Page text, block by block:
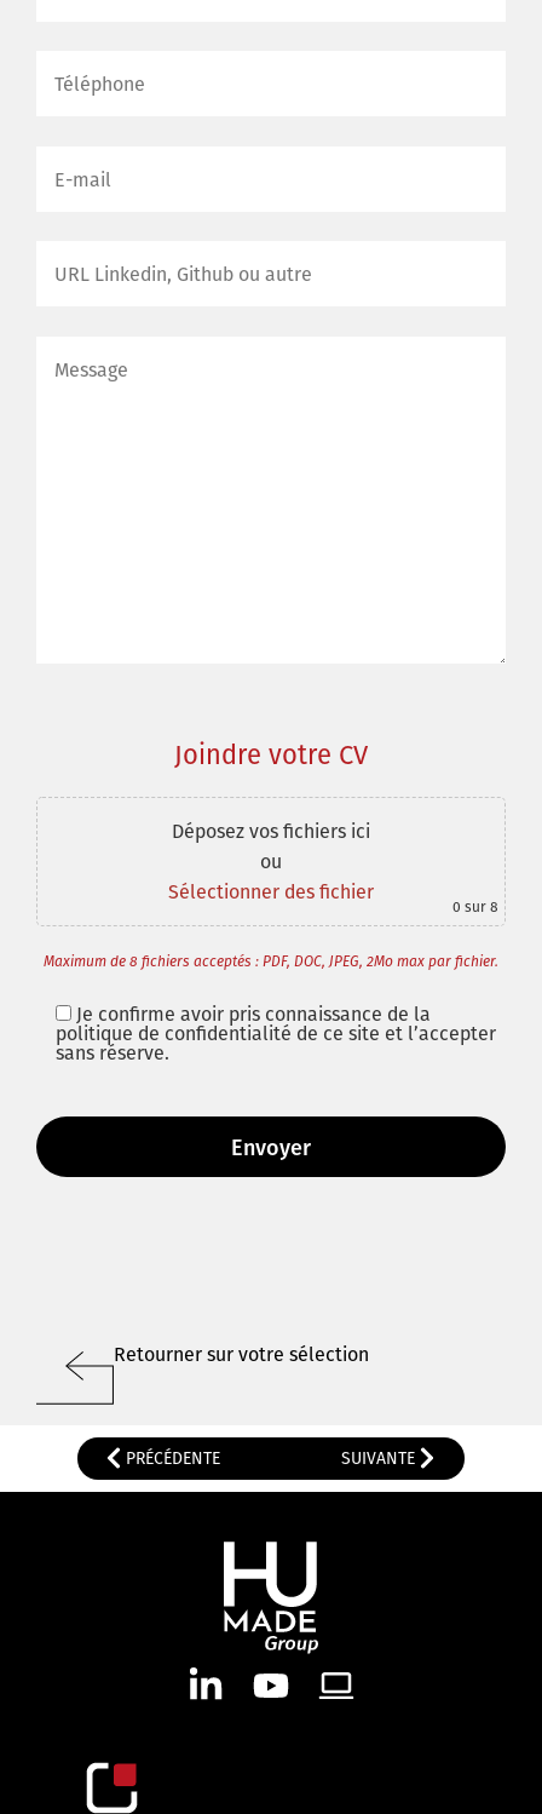
Joindre votre CV
Déposez vos fichiers ici
ou
Sélectionner des fichier
0 sur 8
Maximum de 8 fichiers acceptés : PDF, DOC, JPEG, 2Mo max par fichier.
Je confirme avoir pris connaissance de la
politique de confidentialité de ce site et l’accepter
sans réserve.
Retourner sur votre sélection
PRÉCÉDENTE SUIVANTE